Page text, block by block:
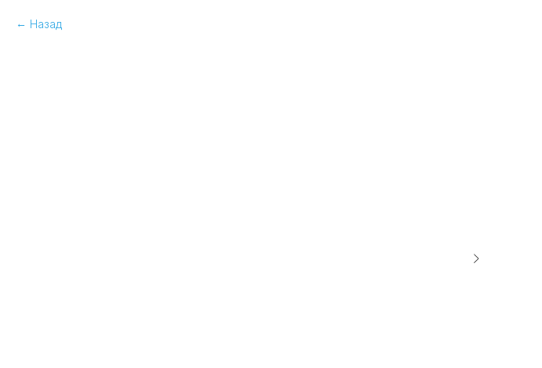
Назад